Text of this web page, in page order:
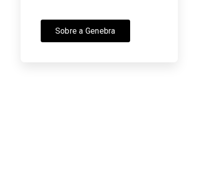
Sobre a Genebra